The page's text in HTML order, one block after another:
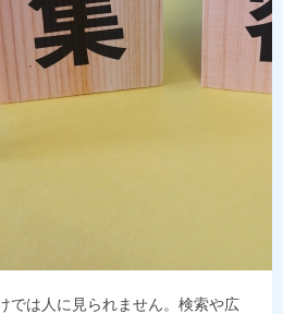
では人に見られません。検索や広